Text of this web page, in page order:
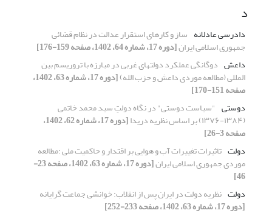
د
دادرسی عادلانه ساز و کارهای استقرار عدالت در نظام قضائی
جمهوری اسلامی ایران[دوره 17، شماره 64، 1402، صفحه 159-176]
داعش دوگانگی عملکرد دولت‏های غربی در مبارزه با تروریسم بین
‌المللی (مطالعه موردی داعش و حزب الله) [دوره 17، شماره 63، 1402،
صفحه 151-170]
دوستی "سیاست دوستی" در نگاه دولتِ سید محمد خاتمی
(۱۳۸۴-۱۳۷۶) بر اساس نظریه‌ دریدا [دوره 17، شماره 62، 1402،
صفحه 3-26]
دولت تاثیرات تغییرات آب و هوایی بر اقتدار و حاکمیت ملی :مطالعه
موردی جمهوری اسلامی ایران [دوره 17، شماره 63، 1402، صفحه 23-
46]
دولت نظریه دولت در ایران پس از انقلاب: خوانشی جماعت ‏گرایانه
[دوره 17، شماره 63، 1402، صفحه 233-252]